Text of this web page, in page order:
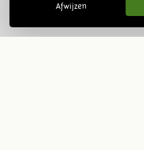
Afwijzen